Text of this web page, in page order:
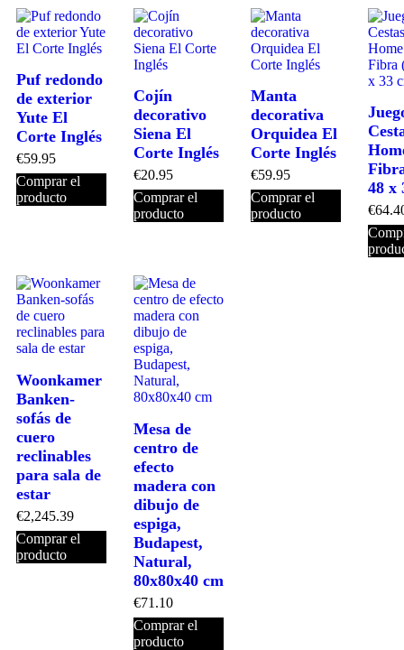
Puf redondo
de exterior
Yute El
Corte Inglés
€59.95
Comprar el
producto
Cojín
decorativo
Siena El
Corte Inglés
€20.95
Comprar el
producto
Manta
decorativa
Orquidea El
Corte Inglés
€59.95
Comprar el
producto
48 x
€
Woonkamer
Banken-
sofás de
cuero
reclinables
para sala de
estar
€2,245.39
Comprar el
producto
Mesa de
centro de
efecto
madera con
dibujo de
espiga,
Budapest,
Natural,
80x80x40 cm
€71.10
Comprar el
producto